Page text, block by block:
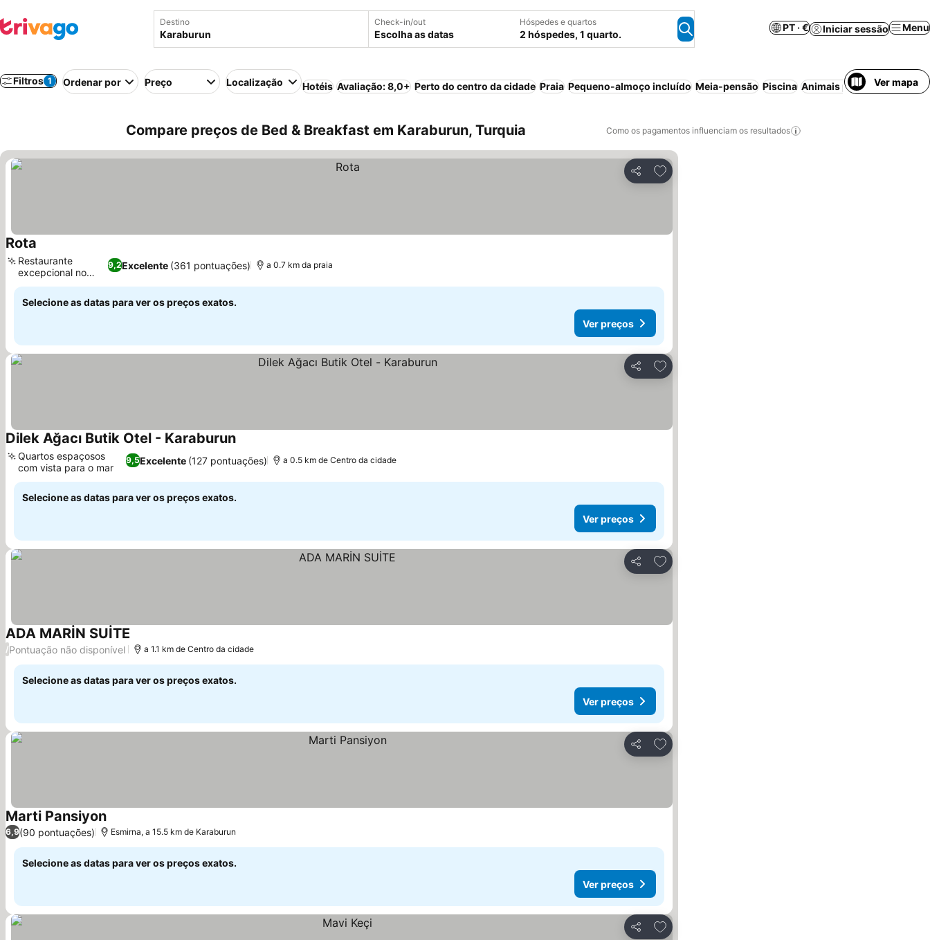
Destino Check-in/out
Escolha as datas
Hóspedes e quartos
2 hóspedes, 1 quarto.
PT · € Iniciar sessão Menu
Filtros 1 Ordenar por Preço Localização Hotéis Avaliação: 8,0+ Perto do centro da cidade Praia Pequeno-almoço incluído Meia-pensão Piscina Animais permitidosVer mapa
Compare preços de Bed & Breakfast em Karaburun, Turquia Como os pagamentos influenciam os resultados
Partilhar
Adicionar aos favoritos
Rota
9,2Excelente (361 pontuações)
Restaurante
excepcional no
local
a 0.7 km da praia
Selecione as datas para ver os preços exatos.
Ver preços
Partilhar
Adicionar aos favoritos
Dilek Ağacı Butik Otel - KaraburunVer preços
9,5Excelente (127 pontuações)
Quartos espaçosos
com vista para o mar
a 0.5 km de Centro da cidade
Selecione as datas para ver os preços exatos.
Ver preços
Partilhar
Adicionar aos favoritos
ADA MARİN SUİTE Ver preços
/Pontuação não disponível a 1.1 km de Centro da cidade
Selecione as datas para ver os preços exatos.
Ver preços
Partilhar
Adicionar aos favoritos
Marti PansiyonVer preços
6,9(90 pontuações) Esmirna, a 15.5 km de Karaburun
Selecione as datas para ver os preços exatos.
Ver preços
Partilhar
Adicionar aos favoritos